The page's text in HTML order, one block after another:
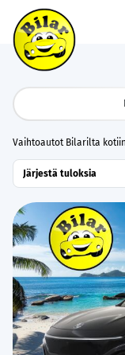
Vaihtoautot Bilarilta